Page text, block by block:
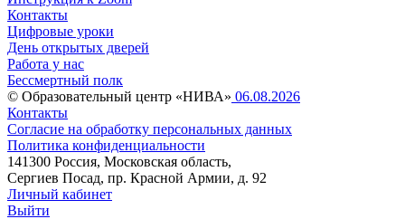
Контакты
Цифровые уроки
День открытых дверей
Работа у нас
Бессмертный полк
© Образовательный центр «НИВА» 06.08.2026
Контакты
Согласие на обработку персональных данных
Политика конфиденциальности
141300 Россия, Московская область,
Сергиев Посад, пр. Красной Армии, д. 92
Личный кабинет
Выйти